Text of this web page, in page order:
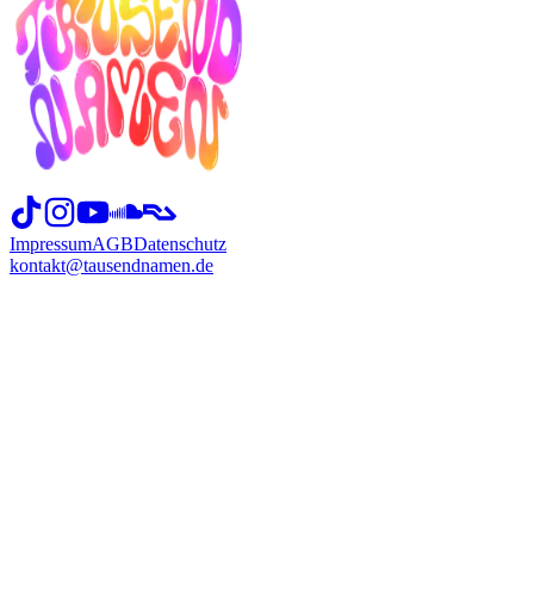
ImpressumAGBDatenschutz
kontakt@tausendnamen.de